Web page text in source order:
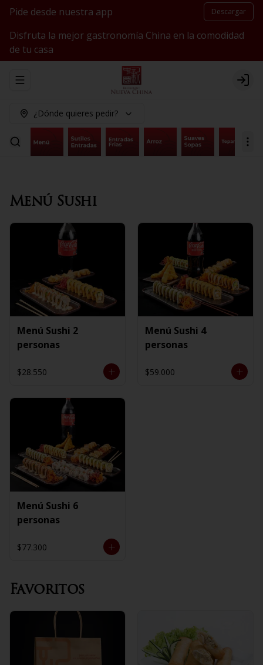
Pide desde nuestra app Descargar
Disfruta la mejor gastronomía China en la comodidad
de tu casa
Abrir menu de navegación Login
¿Dónde quieres pedir?
Menú Sushi
Menú Sushi 2
personas
$28.550
Menú Sushi 4
personas
$59.000
Menú Sushi 6
personas
$77.300
Favoritos